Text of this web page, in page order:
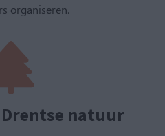
organiseren.
natuur